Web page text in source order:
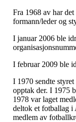
Fra 1968 av har
formann/leder og
I januar 2006 ble
I februar 2009 ble
I 1970 sendte
opptak der. I 1975
1978 var laget
deltok et fotballag i
medlem av